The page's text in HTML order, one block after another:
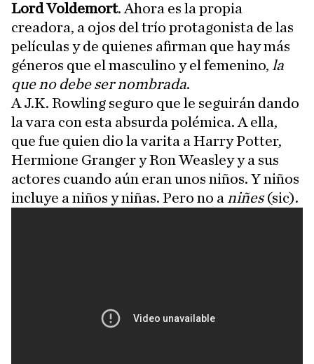
Lord Voldemort. Ahora es la propia
creadora, a ojos del trío protagonista de las
películas y de quienes afirman que hay más
géneros que el masculino y el femenino, la
que no debe ser nombrada.
A J.K. Rowling seguro que le seguirán dando
la vara con esta absurda polémica. A ella,
que fue quien dio la varita a Harry Potter,
Hermione Granger y Ron Weasley y a sus
actores cuando aún eran unos niños. Y niños
incluye a niños y niñas. Pero no a niñes(sic).